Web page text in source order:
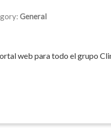
General
web para todo el grupo